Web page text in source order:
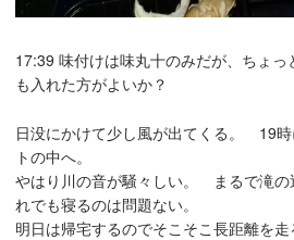
17:39 味付けは味丸十のみだが、ちょ
も入れた方がよいか？
日没にかけて少し風が出てくる。 19
トの中へ。
やはり川の音が騒々しい。 まるで滝
れでも寝るのは問題ない。
明日は帰宅するのでそこそこ長距離を